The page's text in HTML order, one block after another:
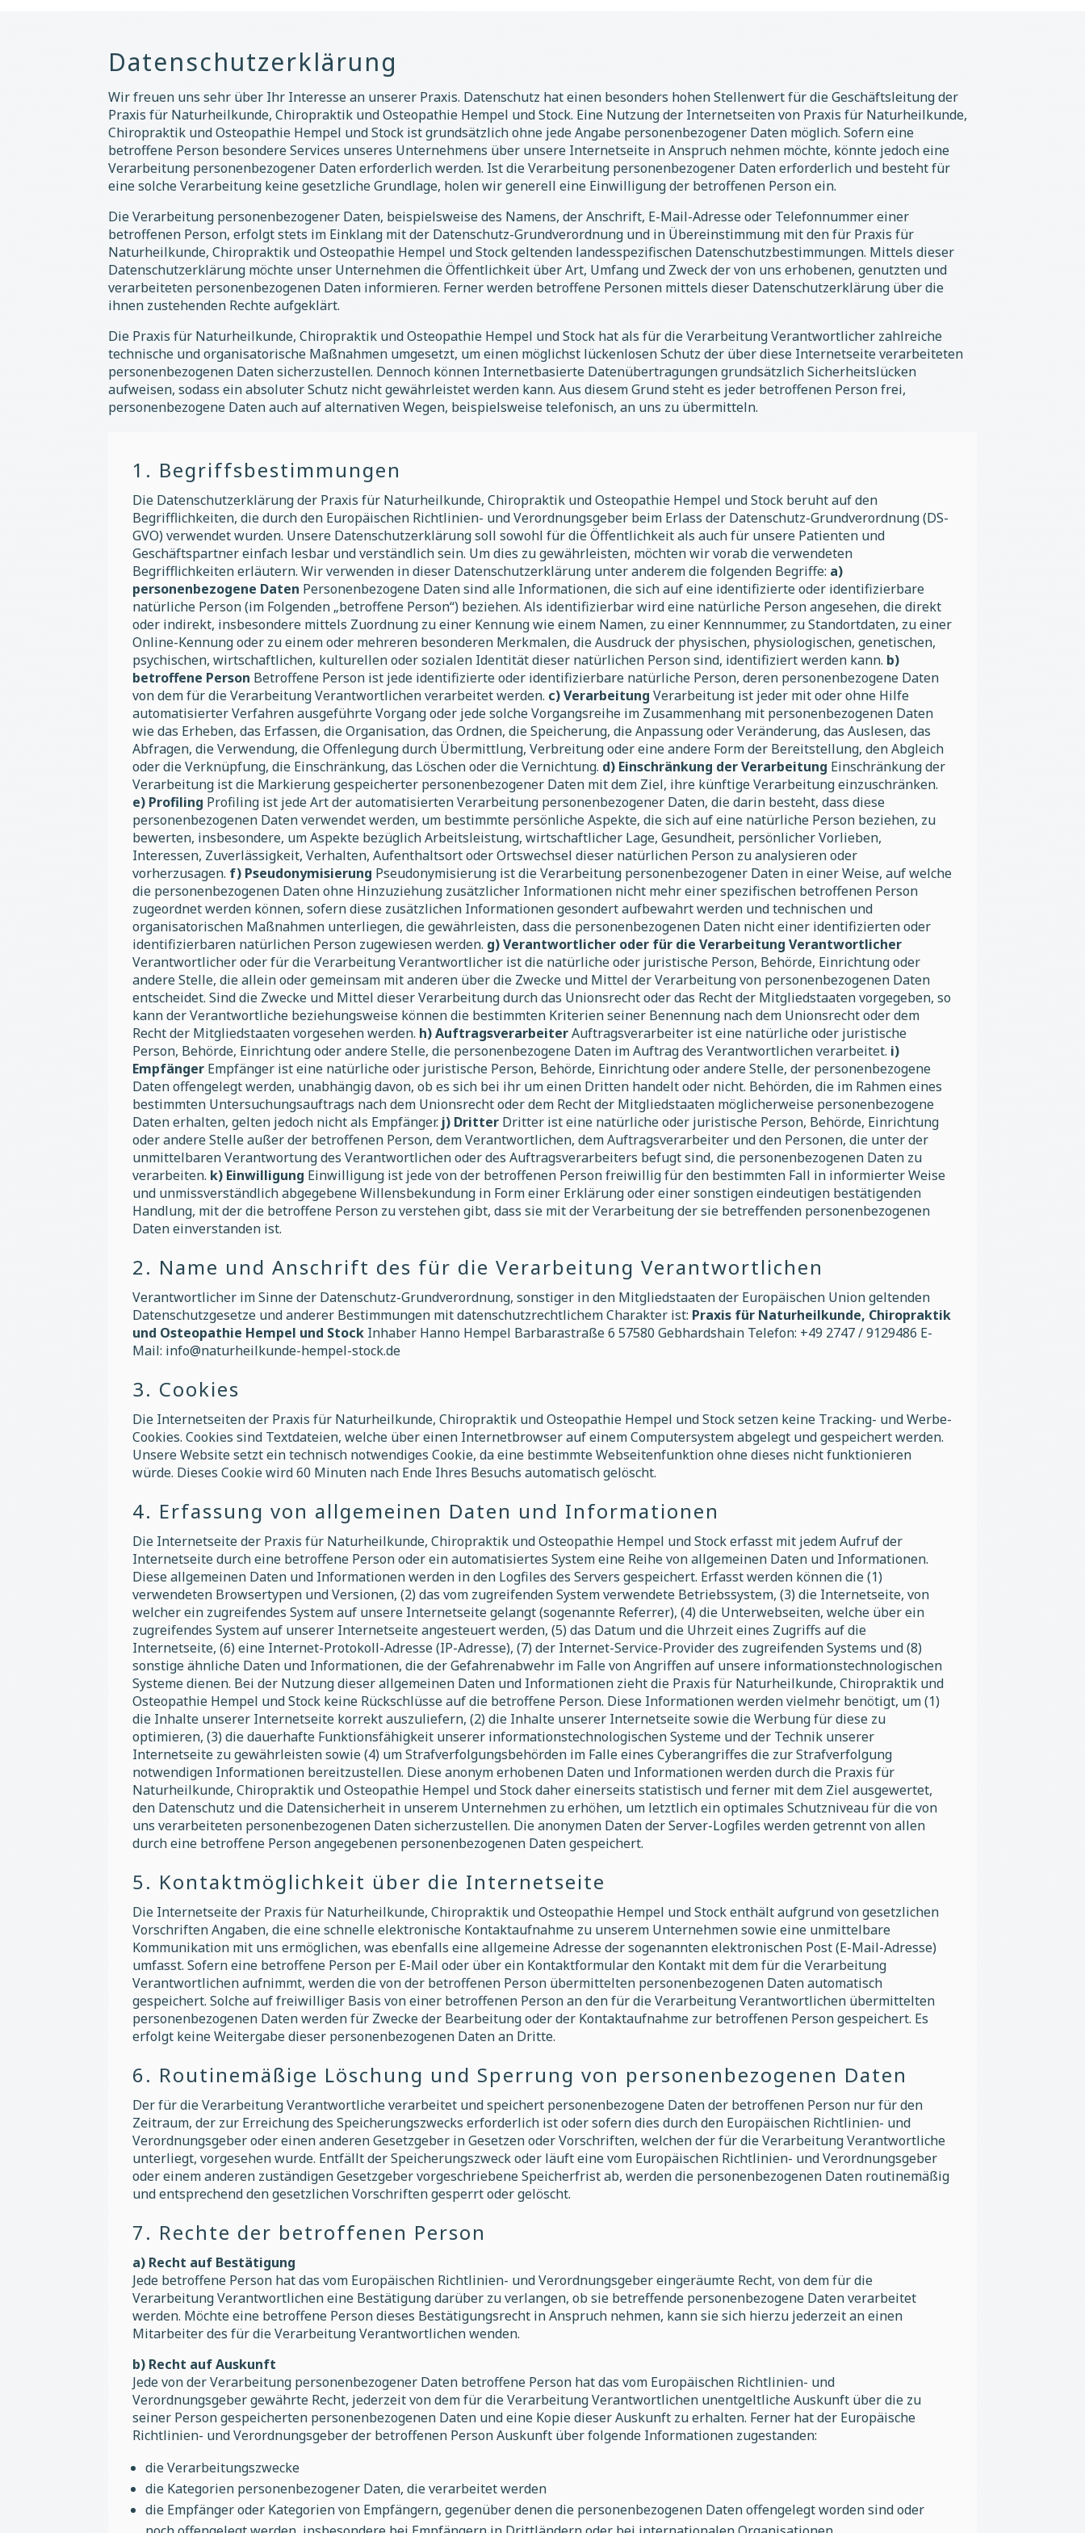
Datenschutzerklärung
Wir freuen uns sehr über Ihr Interesse an unserer Praxis. Datenschutz hat einen besonders hohen Stellenwert für die Geschäftsleitung der
Praxis für Naturheilkunde, Chiropraktik und Osteopathie Hempel und Stock. Eine Nutzung der Internetseiten von Praxis für Naturheilkunde,
Chiropraktik und Osteopathie Hempel und Stock ist grundsätzlich ohne jede Angabe personenbezogener Daten möglich. Sofern eine
betroffene Person besondere Services unseres Unternehmens über unsere Internetseite in Anspruch nehmen möchte, könnte jedoch eine
Verarbeitung personenbezogener Daten erforderlich werden. Ist die Verarbeitung personenbezogener Daten erforderlich und besteht für
eine solche Verarbeitung keine gesetzliche Grundlage, holen wir generell eine Einwilligung der betroffenen Person ein.
Die Verarbeitung personenbezogener Daten, beispielsweise des Namens, der Anschrift, E-Mail-Adresse oder Telefonnummer einer
betroffenen Person, erfolgt stets im Einklang mit der Datenschutz-Grundverordnung und in Übereinstimmung mit den für Praxis für
Naturheilkunde, Chiropraktik und Osteopathie Hempel und Stock geltenden landesspezifischen Datenschutzbestimmungen. Mittels dieser
Datenschutzerklärung möchte unser Unternehmen die Öffentlichkeit über Art, Umfang und Zweck der von uns erhobenen, genutzten und
verarbeiteten personenbezogenen Daten informieren. Ferner werden betroffene Personen mittels dieser Datenschutzerklärung über die
ihnen zustehenden Rechte aufgeklärt.
Die Praxis für Naturheilkunde, Chiropraktik und Osteopathie Hempel und Stock hat als für die Verarbeitung Verantwortlicher zahlreiche
technische und organisatorische Maßnahmen umgesetzt, um einen möglichst lückenlosen Schutz der über diese Internetseite verarbeiteten
personenbezogenen Daten sicherzustellen. Dennoch können Internetbasierte Datenübertragungen grundsätzlich Sicherheitslücken
aufweisen, sodass ein absoluter Schutz nicht gewährleistet werden kann. Aus diesem Grund steht es jeder betroffenen Person frei,
personenbezogene Daten auch auf alternativen Wegen, beispielsweise telefonisch, an uns zu übermitteln.
1. Begriffsbestimmungen
Die Datenschutzerklärung der Praxis für Naturheilkunde, Chiropraktik und Osteopathie Hempel und Stock beruht auf den
Begrifflichkeiten, die durch den Europäischen Richtlinien- und Verordnungsgeber beim Erlass der Datenschutz-Grundverordnung (DS-
GVO) verwendet wurden. Unsere Datenschutzerklärung soll sowohl für die Öffentlichkeit als auch für unsere Patienten und
Geschäftspartner einfach lesbar und verständlich sein. Um dies zu gewährleisten, möchten wir vorab die verwendeten
Begrifflichkeiten erläutern. Wir verwenden in dieser Datenschutzerklärung unter anderem die folgenden Begriffe: a)
personenbezogene Daten Personenbezogene Daten sind alle Informationen, die sich auf eine identifizierte oder identifizierbare
natürliche Person (im Folgenden „betroffene Person“) beziehen. Als identifizierbar wird eine natürliche Person angesehen, die direkt
oder indirekt, insbesondere mittels Zuordnung zu einer Kennung wie einem Namen, zu einer Kennnummer, zu Standortdaten, zu einer
Online-Kennung oder zu einem oder mehreren besonderen Merkmalen, die Ausdruck der physischen, physiologischen, genetischen,
psychischen, wirtschaftlichen, kulturellen oder sozialen Identität dieser natürlichen Person sind, identifiziert werden kann. b)
betroffene Person Betroffene Person ist jede identifizierte oder identifizierbare natürliche Person, deren personenbezogene Daten
von dem für die Verarbeitung Verantwortlichen verarbeitet werden. c) Verarbeitung Verarbeitung ist jeder mit oder ohne Hilfe
automatisierter Verfahren ausgeführte Vorgang oder jede solche Vorgangsreihe im Zusammenhang mit personenbezogenen Daten
wie das Erheben, das Erfassen, die Organisation, das Ordnen, die Speicherung, die Anpassung oder Veränderung, das Auslesen, das
Abfragen, die Verwendung, die Offenlegung durch Übermittlung, Verbreitung oder eine andere Form der Bereitstellung, den Abgleich
oder die Verknüpfung, die Einschränkung, das Löschen oder die Vernichtung. d) Einschränkung der Verarbeitung Einschränkung der
Verarbeitung ist die Markierung gespeicherter personenbezogener Daten mit dem Ziel, ihre künftige Verarbeitung einzuschränken.
e) Profiling Profiling ist jede Art der automatisierten Verarbeitung personenbezogener Daten, die darin besteht, dass diese
personenbezogenen Daten verwendet werden, um bestimmte persönliche Aspekte, die sich auf eine natürliche Person beziehen, zu
bewerten, insbesondere, um Aspekte bezüglich Arbeitsleistung, wirtschaftlicher Lage, Gesundheit, persönlicher Vorlieben,
Interessen, Zuverlässigkeit, Verhalten, Aufenthaltsort oder Ortswechsel dieser natürlichen Person zu analysieren oder
vorherzusagen. f) Pseudonymisierung Pseudonymisierung ist die Verarbeitung personenbezogener Daten in einer Weise, auf welche
die personenbezogenen Daten ohne Hinzuziehung zusätzlicher Informationen nicht mehr einer spezifischen betroffenen Person
zugeordnet werden können, sofern diese zusätzlichen Informationen gesondert aufbewahrt werden und technischen und
organisatorischen Maßnahmen unterliegen, die gewährleisten, dass die personenbezogenen Daten nicht einer identifizierten oder
identifizierbaren natürlichen Person zugewiesen werden. g) Verantwortlicher oder für die Verarbeitung Verantwortlicher
Verantwortlicher oder für die Verarbeitung Verantwortlicher ist die natürliche oder juristische Person, Behörde, Einrichtung oder
andere Stelle, die allein oder gemeinsam mit anderen über die Zwecke und Mittel der Verarbeitung von personenbezogenen Daten
entscheidet. Sind die Zwecke und Mittel dieser Verarbeitung durch das Unionsrecht oder das Recht der Mitgliedstaaten vorgegeben, so
kann der Verantwortliche beziehungsweise können die bestimmten Kriterien seiner Benennung nach dem Unionsrecht oder dem
Recht der Mitgliedstaaten vorgesehen werden. h) AuftragsverarbeiterAuftragsverarbeiter ist eine natürliche oder juristische
Person, Behörde, Einrichtung oder andere Stelle, die personenbezogene Daten im Auftrag des Verantwortlichen verarbeitet. i)
Empfänger Empfänger ist eine natürliche oder juristische Person, Behörde, Einrichtung oder andere Stelle, der personenbezogene
Daten offengelegt werden, unabhängig davon, ob es sich bei ihr um einen Dritten handelt oder nicht. Behörden, die im Rahmen eines
bestimmten Untersuchungsauftrags nach dem Unionsrecht oder dem Recht der Mitgliedstaaten möglicherweise personenbezogene
Daten erhalten, gelten jedoch nicht als Empfänger. j) Dritter Dritter ist eine natürliche oder juristische Person, Behörde, Einrichtung
oder andere Stelle außer der betroffenen Person, dem Verantwortlichen, dem Auftragsverarbeiter und den Personen, die unter der
unmittelbaren Verantwortung des Verantwortlichen oder des Auftragsverarbeiters befugt sind, die personenbezogenen Daten zu
verarbeiten. k) Einwilligung Einwilligung ist jede von der betroffenen Person freiwillig für den bestimmten Fall in informierter Weise
und unmissverständlich abgegebene Willensbekundung in Form einer Erklärung oder einer sonstigen eindeutigen bestätigenden
Handlung, mit der die betroffene Person zu verstehen gibt, dass sie mit der Verarbeitung der sie betreffenden personenbezogenen
Daten einverstanden ist.
2. Name und Anschrift des für die Verarbeitung Verantwortlichen
Verantwortlicher im Sinne der Datenschutz-Grundverordnung, sonstiger in den Mitgliedstaaten der Europäischen Union geltenden
Datenschutzgesetze und anderer Bestimmungen mit datenschutzrechtlichem Charakter ist: Praxis für Naturheilkunde, Chiropraktik
und Osteopathie Hempel und Stock Inhaber Hanno Hempel Barbarastraße 6 57580 Gebhardshain Telefon: +49 2747 / 9129486 E-
Mail: info@naturheilkunde-hempel-stock.de
3. Cookies
Die Internetseiten der Praxis für Naturheilkunde, Chiropraktik und Osteopathie Hempel und Stock setzen keine Tracking- und Werbe-
Cookies. Cookies sind Textdateien, welche über einen Internetbrowser auf einem Computersystem abgelegt und gespeichert werden.
Unsere Website setzt ein technisch notwendiges Cookie, da eine bestimmte Webseitenfunktion ohne dieses nicht funktionieren
würde. Dieses Cookie wird 60 Minuten nach Ende Ihres Besuchs automatisch gelöscht.
4. Erfassung von allgemeinen Daten und Informationen
Die Internetseite der Praxis für Naturheilkunde, Chiropraktik und Osteopathie Hempel und Stock erfasst mit jedem Aufruf der
Internetseite durch eine betroffene Person oder ein automatisiertes System eine Reihe von allgemeinen Daten und Informationen.
Diese allgemeinen Daten und Informationen werden in den Logfiles des Servers gespeichert. Erfasst werden können die (1)
verwendeten Browsertypen und Versionen, (2) das vom zugreifenden System verwendete Betriebssystem, (3) die Internetseite, von
welcher ein zugreifendes System auf unsere Internetseite gelangt (sogenannte Referrer), (4) die Unterwebseiten, welche über ein
zugreifendes System auf unserer Internetseite angesteuert werden, (5) das Datum und die Uhrzeit eines Zugriffs auf die
Internetseite, (6) eine Internet-Protokoll-Adresse (IP-Adresse), (7) der Internet-Service-Provider des zugreifenden Systems und (8)
sonstige ähnliche Daten und Informationen, die der Gefahrenabwehr im Falle von Angriffen auf unsere informationstechnologischen
Systeme dienen. Bei der Nutzung dieser allgemeinen Daten und Informationen zieht die Praxis für Naturheilkunde, Chiropraktik und
Osteopathie Hempel und Stock keine Rückschlüsse auf die betroffene Person. Diese Informationen werden vielmehr benötigt, um (1)
die Inhalte unserer Internetseite korrekt auszuliefern, (2) die Inhalte unserer Internetseite sowie die Werbung für diese zu
optimieren, (3) die dauerhafte Funktionsfähigkeit unserer informationstechnologischen Systeme und der Technik unserer
Internetseite zu gewährleisten sowie (4) um Strafverfolgungsbehörden im Falle eines Cyberangriffes die zur Strafverfolgung
notwendigen Informationen bereitzustellen. Diese anonym erhobenen Daten und Informationen werden durch die Praxis für
Naturheilkunde, Chiropraktik und Osteopathie Hempel und Stock daher einerseits statistisch und ferner mit dem Ziel ausgewertet,
den Datenschutz und die Datensicherheit in unserem Unternehmen zu erhöhen, um letztlich ein optimales Schutzniveau für die von
uns verarbeiteten personenbezogenen Daten sicherzustellen. Die anonymen Daten der Server-Logfiles werden getrennt von allen
durch eine betroffene Person angegebenen personenbezogenen Daten gespeichert.
5. Kontaktmöglichkeit über die Internetseite
Die Internetseite der Praxis für Naturheilkunde, Chiropraktik und Osteopathie Hempel und Stock enthält aufgrund von gesetzlichen
Vorschriften Angaben, die eine schnelle elektronische Kontaktaufnahme zu unserem Unternehmen sowie eine unmittelbare
Kommunikation mit uns ermöglichen, was ebenfalls eine allgemeine Adresse der sogenannten elektronischen Post (E-Mail-Adresse)
umfasst. Sofern eine betroffene Person per E-Mail oder über ein Kontaktformular den Kontakt mit dem für die Verarbeitung
Verantwortlichen aufnimmt, werden die von der betroffenen Person übermittelten personenbezogenen Daten automatisch
gespeichert. Solche auf freiwilliger Basis von einer betroffenen Person an den für die Verarbeitung Verantwortlichen übermittelten
personenbezogenen Daten werden für Zwecke der Bearbeitung oder der Kontaktaufnahme zur betroffenen Person gespeichert. Es
erfolgt keine Weitergabe dieser personenbezogenen Daten an Dritte.
6. Routinemäßige Löschung und Sperrung von personenbezogenen Daten
Der für die Verarbeitung Verantwortliche verarbeitet und speichert personenbezogene Daten der betroffenen Person nur für den
Zeitraum, der zur Erreichung des Speicherungszwecks erforderlich ist oder sofern dies durch den Europäischen Richtlinien- und
Verordnungsgeber oder einen anderen Gesetzgeber in Gesetzen oder Vorschriften, welchen der für die Verarbeitung Verantwortliche
unterliegt, vorgesehen wurde. Entfällt der Speicherungszweck oder läuft eine vom Europäischen Richtlinien- und Verordnungsgeber
oder einem anderen zuständigen Gesetzgeber vorgeschriebene Speicherfrist ab, werden die personenbezogenen Daten routinemäßig
und entsprechend den gesetzlichen Vorschriften gesperrt oder gelöscht.
7. Rechte der betroffenen Person
a) Recht auf Bestätigung
Jede betroffene Person hat das vom Europäischen Richtlinien- und Verordnungsgeber eingeräumte Recht, von dem für die
Verarbeitung Verantwortlichen eine Bestätigung darüber zu verlangen, ob sie betreffende personenbezogene Daten verarbeitet
werden. Möchte eine betroffene Person dieses Bestätigungsrecht in Anspruch nehmen, kann sie sich hierzu jederzeit an einen
Mitarbeiter des für die Verarbeitung Verantwortlichen wenden.
b) Recht auf Auskunft
Jede von der Verarbeitung personenbezogener Daten betroffene Person hat das vom Europäischen Richtlinien- und
Verordnungsgeber gewährte Recht, jederzeit von dem für die Verarbeitung Verantwortlichen unentgeltliche Auskunft über die zu
seiner Person gespeicherten personenbezogenen Daten und eine Kopie dieser Auskunft zu erhalten. Ferner hat der Europäische
Richtlinien- und Verordnungsgeber der betroffenen Person Auskunft über folgende Informationen zugestanden:
die Verarbeitungszwecke
die Kategorien personenbezogener Daten, die verarbeitet werden
die Empfänger oder Kategorien von Empfängern, gegenüber denen die personenbezogenen Daten offengelegt worden sind oder